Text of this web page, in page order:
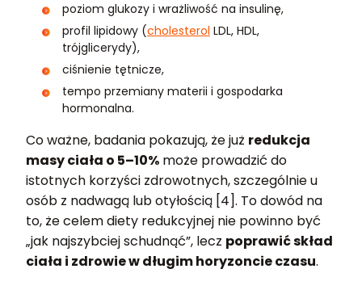
poziom glukozy i wrażliwość na insulinę,
profil lipidowy (cholesterol LDL, HDL,
trójglicerydy),
ciśnienie tętnicze,
tempo przemiany materii i gospodarka
hormonalna.
Co ważne, badania pokazują, że już redukcja
masy ciała o 5–10% może prowadzić do
istotnych korzyści zdrowotnych, szczególnie u
osób z nadwagą lub otyłością [4]. To dowód na
to, że celem diety redukcyjnej nie powinno być
„jak najszybciej schudnąć”, lecz poprawić skład
ciała i zdrowie w długim horyzoncie czasu.